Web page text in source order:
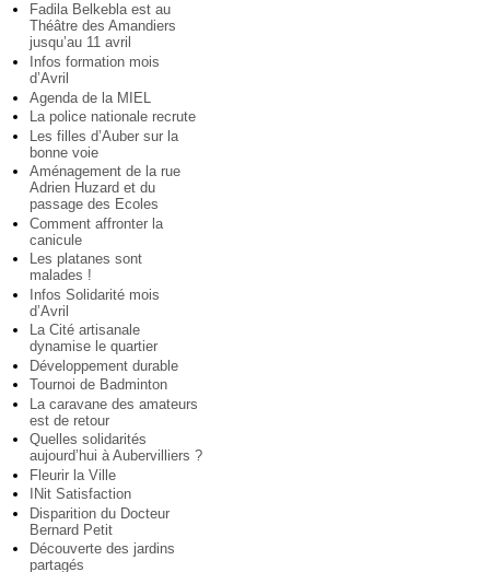
Fadila Belkebla est au
Théâtre des Amandiers
jusqu’au 11 avril
Infos formation mois
d’Avril
Agenda de la MIEL
La police nationale recrute
Les filles d’Auber sur la
bonne voie
Aménagement de la rue
Adrien Huzard et du
passage des Ecoles
Comment affronter la
canicule
Les platanes sont
malades !
Infos Solidarité mois
d’Avril
La Cité artisanale
dynamise le quartier
Développement durable
Tournoi de Badminton
La caravane des amateurs
est de retour
Quelles solidarités
aujourd’hui à Aubervilliers ?
Fleurir la Ville
INit Satisfaction
Disparition du Docteur
Bernard Petit
Découverte des jardins
partagés